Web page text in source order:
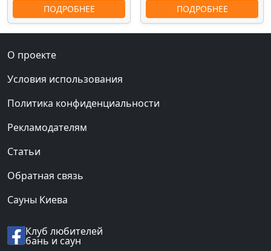
ПОДРОБНЕЕ ПОДРОБНЕЕ
О проекте
Условия использования
Политика конфиденциальности
Рекламодателям
Статьи
Обратная связь
Сауны Киева
Клуб любителей
бань и саун